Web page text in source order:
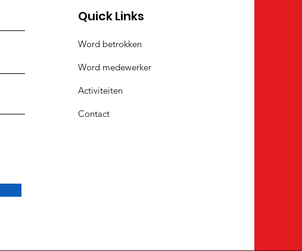
Quick Links
Word betrokken
Word medewerker
Activiteiten
Contact